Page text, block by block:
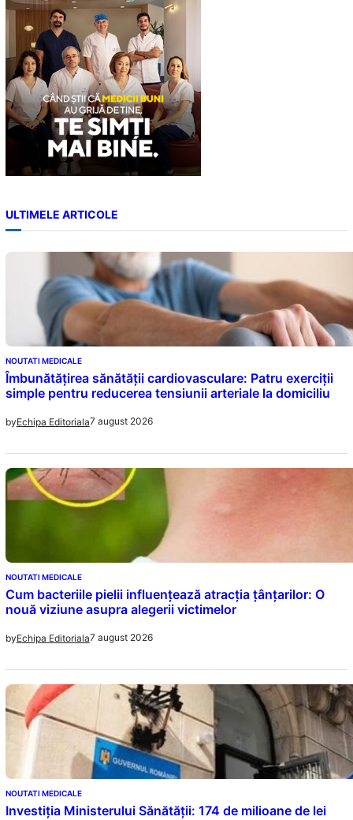
h
ULTIMELE ARTICOLE
NOUTATI MEDICALE
Îmbunătățirea sănătății cardiovasculare: Patru exerciții
simple pentru reducerea tensiunii arteriale la domiciliu
byEchipa Editoriala7 august 2026
NOUTATI MEDICALE
Cum bacteriile pielii influențează atracția țânțarilor: O
nouă viziune asupra alegerii victimelor
byEchipa Editoriala7 august 2026
NOUTATI MEDICALE
Investiția Ministerului Sănătății: 174 de milioane de lei